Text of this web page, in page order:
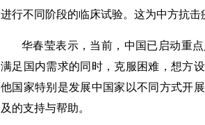
进行不同阶段的临床试验。这为中方抗击
华春莹表示，当前，中国已启动重
满足国内需求的同时，克服困难，想方
他国家特别是发展中国家以不同方式开
及的支持与帮助。